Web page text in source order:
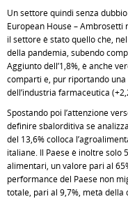
Un settore quindi senza
European House – Ambrosetti
il settore è stato quello che,
della pandemia, subendo
Aggiunto dell’1,8%, è anche
comparti e, pur riportando
dell’industria farmaceutica
Spostando poi l’attenzione
definire sbalorditiva se
del 13,6% colloca
italiane. Il Paese è inoltre solo
alimentari, un valore pari al
performance del Paese non
totale, pari al 9,7%, metà della